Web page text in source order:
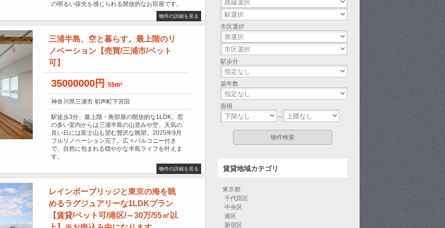
の明るい採光を感じられる開放的なお部屋です。
物件の詳細を見る
三浦半島、空と暮らす。最上階のリ
ノベーション【売買/三浦市/ペット
可】
35000000円 55m²
神奈川県三浦市 初声町下宮田
駅徒歩3分、最上階・角部屋の開放的な1LDK。窓
の多い室内からは三浦半島の山並みや空、天気の
良い日には富士山も望む贅沢な眺望。2025年9月
フルリノベーション完了。広々バルコニー付き
で、自然に包まれる穏やかな半島ライフを叶えま
す。
物件の詳細を見る
レインボーブリッジと東京の海を眺
めるラグジュアリーな1LDKプラン
【賃貸/ペット可/港区/～30万/55㎡以
市区選択
駅歩分
築年数
面積
～
賃貸地域カテゴリ
東京都
千代田区
中央区
港区
新宿区